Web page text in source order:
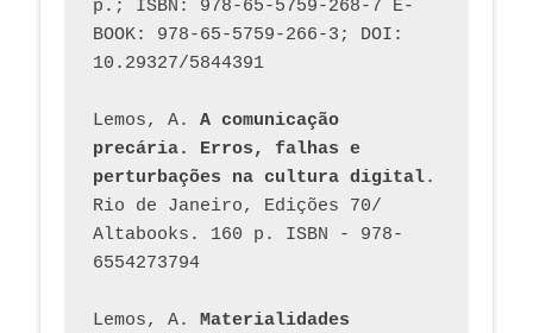
p.; ISBN: 978-65-5759-268-7 E-
BOOK: 978-65-5759-266-3; DOI:
10.29327/5844391
Lemos, A. A comunicação
precária. Erros, falhas e
perturbações na cultura digital.
Rio de Janeiro, Edições 70/
Altabooks. 160 p. ISBN - 978-
6554273794
Lemos, A. Materialidades